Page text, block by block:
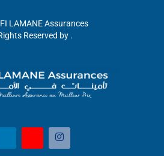
LAMANE Assurances
Reserved by .